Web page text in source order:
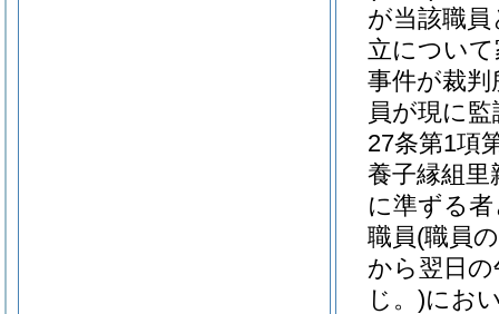
が当該職
立につい
事件が裁
員が現に
27条第1項
養子縁組
に準ずる
職員(職員
から翌日
じ。)にお